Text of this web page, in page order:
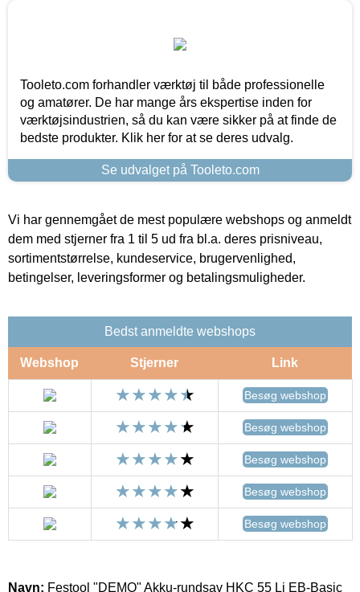
Tooleto.com forhandler værktøj til både professionelle
og amatører. De har mange års ekspertise inden for
værktøjsindustrien, så du kan være sikker på at finde de
bedste produkter. Klik her for at se deres udvalg.
Se udvalget på Tooleto.com
Vi har gennemgået de mest populære webshops og anmeldt
dem med stjerner fra 1 til 5 ud fra bl.a. deres prisniveau,
sortimentstørrelse, kundeservice, brugervenlighed,
betingelser, leveringsformer og betalingsmuligheder.
Bedst anmeldte webshops
Webshop Stjerner Link
Besøg webshop
Besøg webshop
Besøg webshop
Besøg webshop
Besøg webshop
Navn: Festool "DEMO" Akku-rundsav HKC 55 Li EB-Basic